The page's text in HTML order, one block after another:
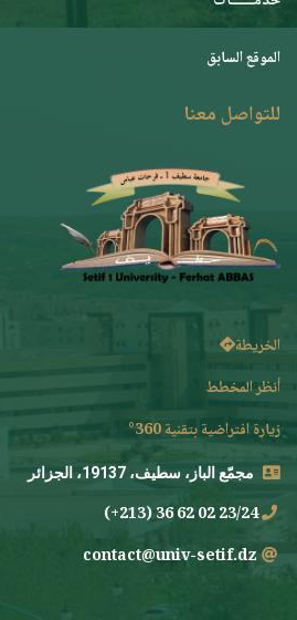
الموقع السابق
للتواصل معنا
الخريطة
أنظر المخطط
زيارة افتراضية بتقنية 360°
مجمّع الباز، سطيف، 19137، الجزائر
23/24 02 62 36 (213+)
contact@univ-setif.dz